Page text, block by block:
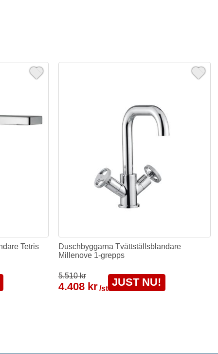
Tetris
Duschbyggarna Tvättställsblandare
Millenove 1-grepps
5.510 kr
4.408 kr /st
JUST NU!